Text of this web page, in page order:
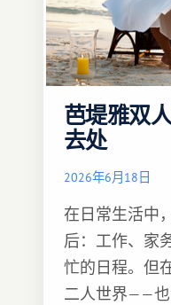
芭堤雅双
去处
2026年6月18日
在日常生活中
后：工作、家
忙的日程。但
二人世界——也